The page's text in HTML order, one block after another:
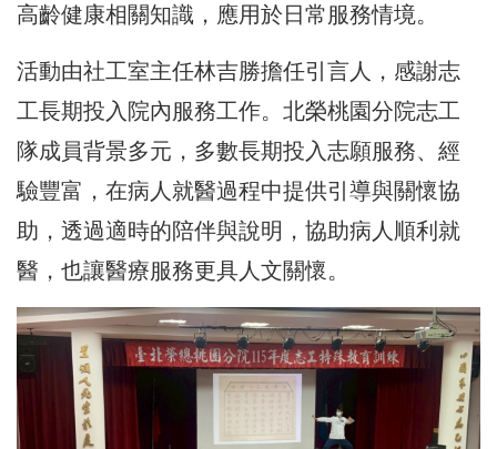
高齡健康相關知識，應用於日常服務情境。
活動由社工室主任林吉勝擔任引言人，感謝志
工長期投入院內服務工作。北榮桃園分院志工
隊成員背景多元，多數長期投入志願服務、經
驗豐富，在病人就醫過程中提供引導與關懷協
助，透過適時的陪伴與說明，協助病人順利就
醫，也讓醫療服務更具人文關懷。